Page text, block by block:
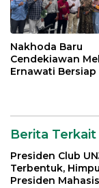
Nakhoda Baru
Cendekiawan
Ernawati Bersiap
Berita Terkait
Presiden Club
Terbentuk,
Presiden